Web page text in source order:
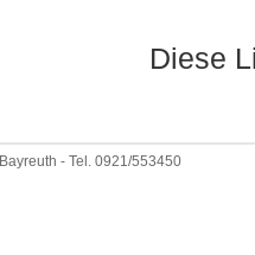
Diese
- Tel. 0921/553450